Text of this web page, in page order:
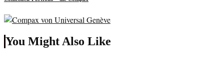
You Might Also Like